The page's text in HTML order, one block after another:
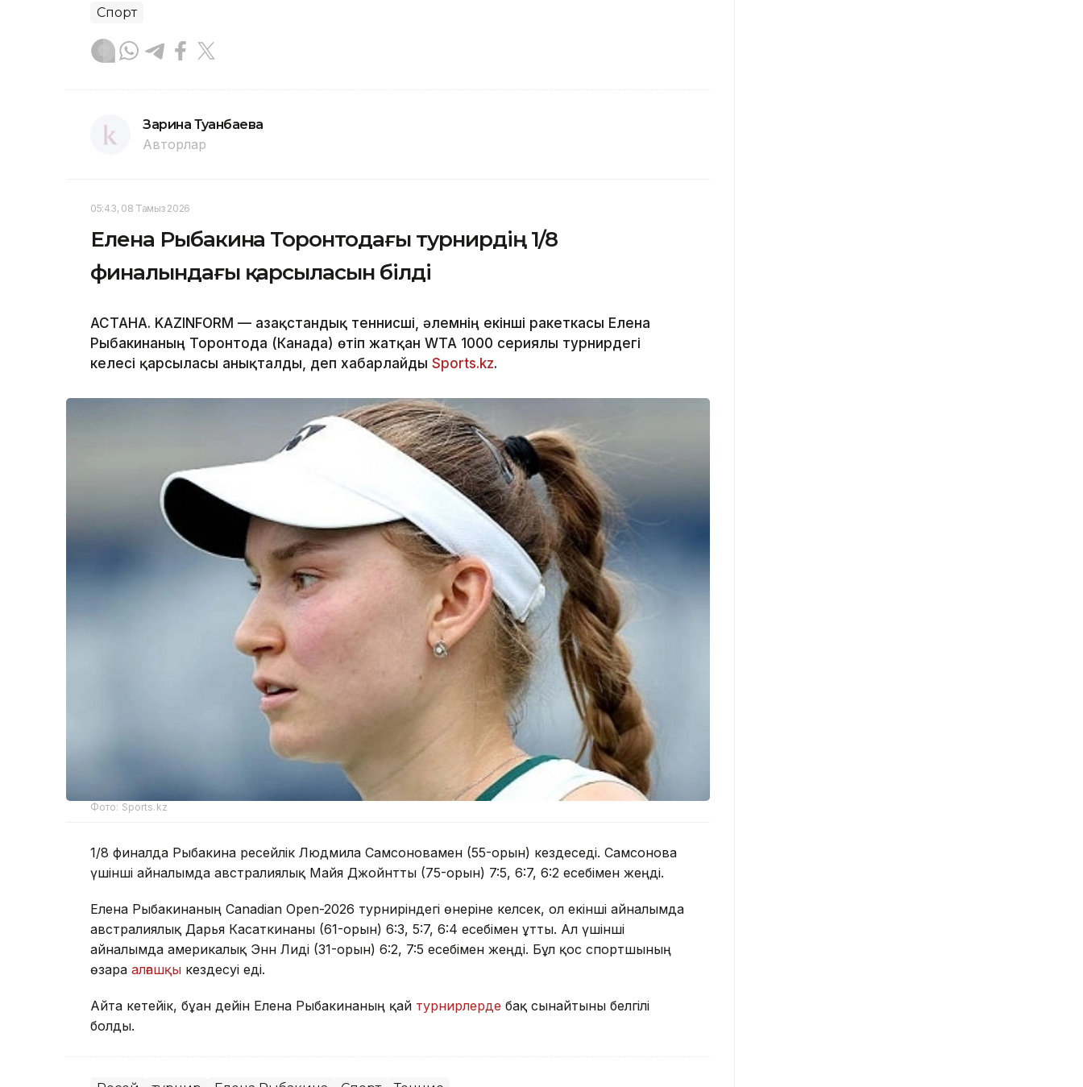
Спорт
Зарина Туғанбаева
Авторлар
05:43, 08 Тамыз 2026
Елена Рыбакина Торонтодағы турнирдің 1/8
финалындағы қарсыласын білді
АСТАНА. KAZINFORM — Қазақстандық теннисші, әлемнің екінші ракеткасы Елена
Рыбакинаның Торонтода (Канада) өтіп жатқан WTA 1000 сериялы турнирдегі
келесі қарсыласы анықталды, деп хабарлайды Sports.kz.
Фото: Sports.kz
1/8 финалда Рыбакина ресейлік Людмила Самсоновамен (55-орын) кездеседі. Самсонова
үшінші айналымда австралиялық Майя Джойнтты (75-орын) 7:5, 6:7, 6:2 есебімен жеңді.
Елена Рыбакинаның Canadian Open-2026 турниріндегі өнеріне келсек, ол екінші айналымда
австралиялық Дарья Касаткинаны (61-орын) 6:3, 5:7, 6:4 есебімен ұтты. Ал үшінші
айналымда америкалық Энн Лиді (31-орын) 6:2, 7:5 есебімен жеңді. Бұл қос спортшының
өзара алғашқы кездесуі еді.
Айта кетейік, бұған дейін Елена Рыбакинаның қай турнирлерде бақ сынайтыны белгілі
болды.